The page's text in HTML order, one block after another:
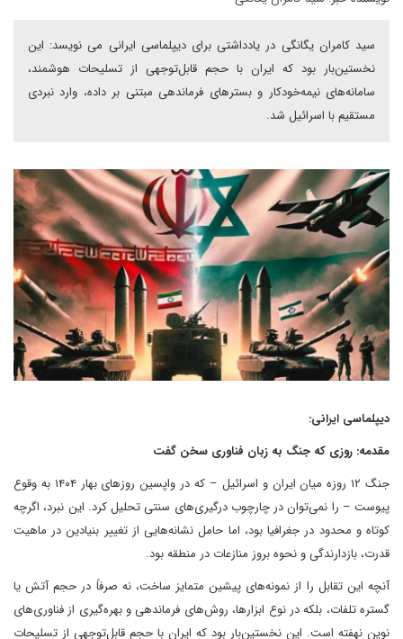
سید کامران یگانگی در یادداشتی برای دیپلماسی ایرانی می نویسد: این
نخستین‌بار بود که ایران با حجم قابل‌توجهی از تسلیحات هوشمند،
سامانه‌های نیمه‌خودکار و بسترهای فرماندهی مبتنی بر داده، وارد نبردی
مستقیم با اسرائیل شد.
دیپلماسی ایرانی:
مقدمه: روزی که جنگ به زبان فناوری سخن گفت
جنگ ۱۲ روزه میان ایران و اسرائیل – که در واپسین روزهای بهار ۱۴۰۴ به وقوع
پیوست – را نمی‌توان در چارچوب درگیری‌های سنتی تحلیل کرد. این نبرد، اگرچه
کوتاه و محدود در جغرافیا بود، اما حامل نشانه‌هایی از تغییر بنیادین در ماهیت
قدرت، بازدارندگی و نحوه بروز منازعات در منطقه بود.
آنچه این تقابل را از نمونه‌های پیشین متمایز ساخت، نه صرفاً در حجم آتش یا
گستره تلفات، بلکه در نوع ابزارها، روش‌های فرماندهی و بهره‌گیری از فناوری‌های
نوین نهفته است. این نخستین‌بار بود که ایران با حجم قابل‌توجهی از تسلیحات